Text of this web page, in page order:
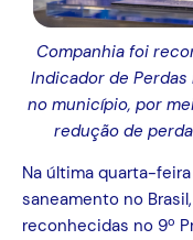
Companhia foi
Indicador de
no município, por
redução de
Na última quarta-
saneamento no
reconhecidas no 9º